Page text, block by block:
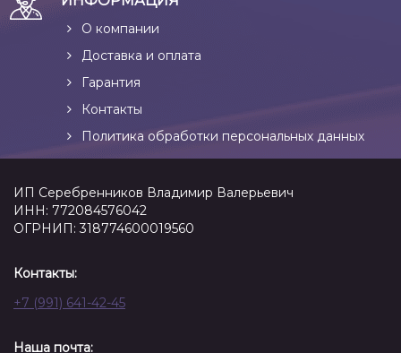
О компании
Доставка и оплата
Гарантия
Контакты
Политика обработки персональных данных
ИП Серебренников Владимир Валерьевич
ИНН: 772084576042
ОГРНИП: 318774600019560
Контакты:
+7 (991) 641-42-45
Наша почта: